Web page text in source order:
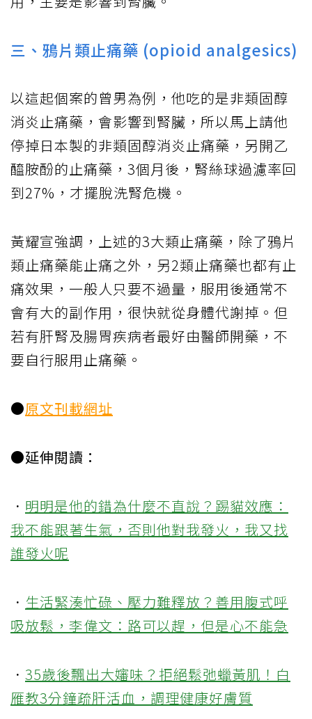
三、鴉片類止痛藥 (opioid analgesics)
以這起個案的曾男為例，他吃的是非類固醇
消炎止痛藥，會影響到腎臟，所以馬上請他
停掉日本製的非類固醇消炎止痛藥，另開乙
醯胺酚的止痛藥，3個月後，腎絲球過濾率回
到27%，才擺脫洗腎危機。
黃耀宣強調，上述的3大類止痛藥，除了鴉片
類止痛藥能止痛之外，另2類止痛藥也都有止
痛效果，一般人只要不過量，服用後通常不
會有大的副作用，很快就從身體代謝掉。但
若有肝腎及腸胃疾病者最好由醫師開藥，不
要自行服用止痛藥。
●原文刊載網址
●延伸閱讀：
． 明明是他的錯為什麼不直說？踢貓效應：
我不能跟著生氣，否則他對我發火，我又找
誰發火呢
． 生活緊湊忙碌、壓力難釋放？善用腹式呼
吸放鬆，李偉文：路可以趕，但是心不能急
． 35歲後飄出大嬸味？拒絕鬆弛蠟黃肌！白
雁教3分鐘疏肝活血，調理健康好膚質